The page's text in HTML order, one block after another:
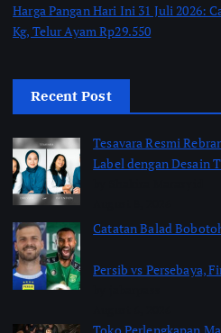
Harga Pangan Hari Ini 31 Juli 2026:
Kg, Telur Ayam Rp29.550
Recent Post
Tesavara Resmi
Label dengan Desain
Catatan Balad
Persib vs Persebaya,
Toko Perlengkapan